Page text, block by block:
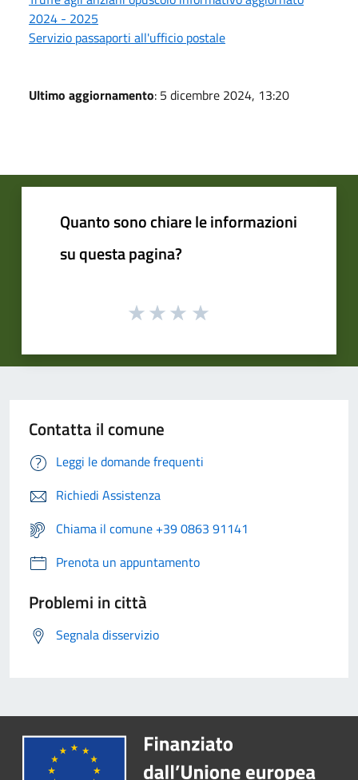
2024 - 2025
Servizio passaporti all'ufficio postale
Ultimo aggiornamento: 5 dicembre 2024, 13:20
Quanto sono chiare le informazioni
su questa pagina?
Contatta il comune
Leggi le domande frequenti
Richiedi Assistenza
Chiama il comune +39 0863 91141
Prenota un appuntamento
Problemi in città
Segnala disservizio